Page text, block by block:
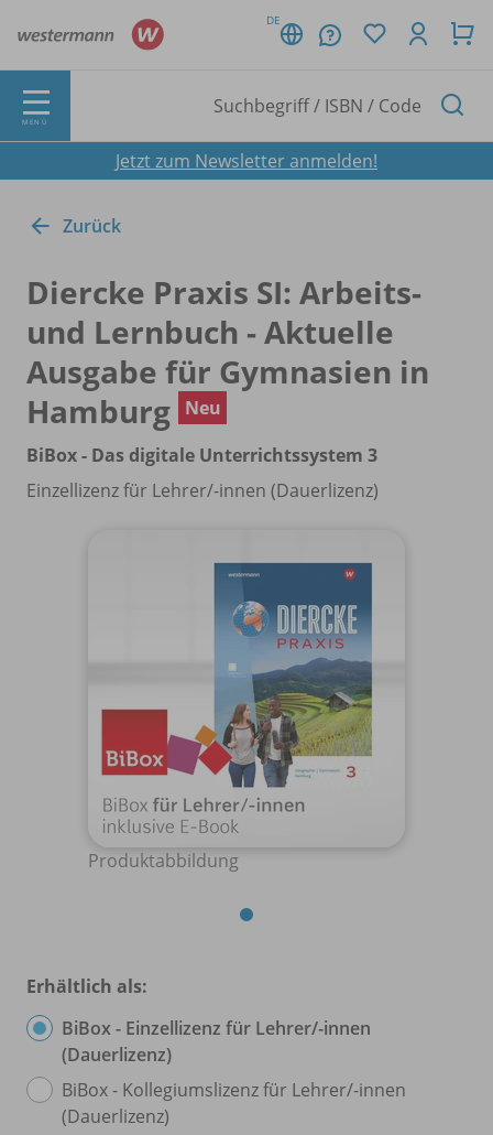
DE
MENÜ
Jetzt zum Newsletter anmelden!
Zurück
Diercke Praxis SI: Arbeits-
und Lernbuch - Aktuelle
Ausgabe für Gymnasien in
Hamburg
Neu
BiBox - Das digitale Unterrichtssystem 3
Einzellizenz für Lehrer/-innen (Dauerlizenz)
Produktabbildung
Erhältlich als:
BiBox - Einzellizenz für Lehrer/-innen
(Dauerlizenz)
BiBox - Kollegiumslizenz für Lehrer/-innen
(Dauerlizenz)